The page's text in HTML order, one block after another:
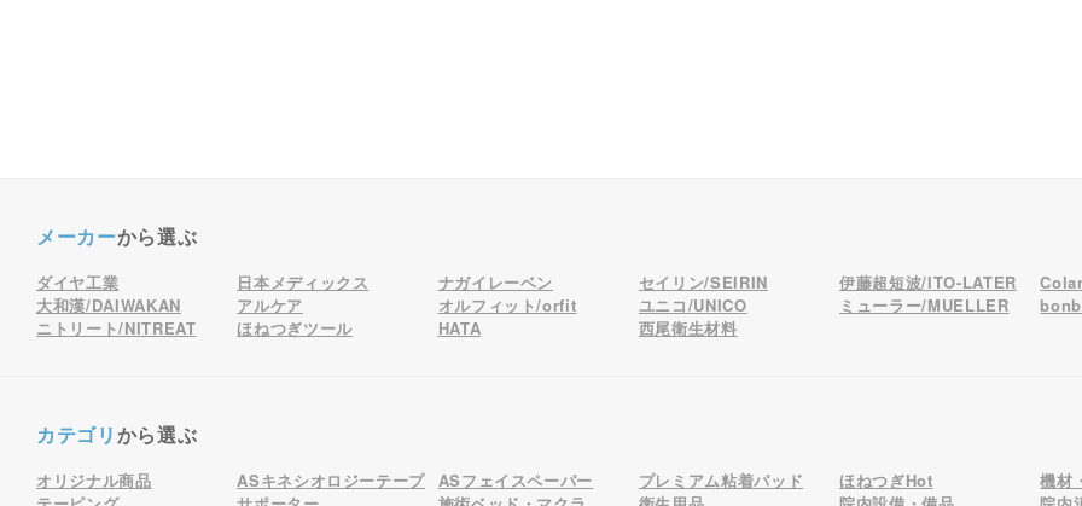
メーカーから選ぶ
ダイヤ工業 日本メディックス ナガイレーベン セイリン/SEIRIN 伊藤超短波/ITO-LATER
大和漢/DAIWAKAN
アルケア オルフィット/orfit ユニコ/UNICO ミューラー/MUELLER
ニトリート/NITREAT
ほねつぎツール HATA 西尾衛生材料
カテゴリから選ぶ
オリジナル商品 ASキネシオロジーテープ ASフェイスペーパー プレミアム粘着パッド ほねつぎHot 機材